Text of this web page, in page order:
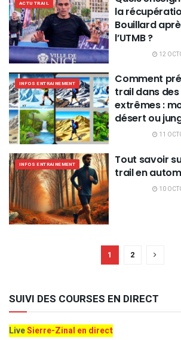
ACTU TRAIL
la
Bouillard
l’UTMB ?
12
INFOS ENTRAINEMENT
Comment
trail dans
extrêmes :
désert ou
11
INFOS ENTRAINEMENT
Tout savoir
trail en
10
1 2
SUIVI DES COURSES EN DIRECT
LiveSierre-Zinal en direct